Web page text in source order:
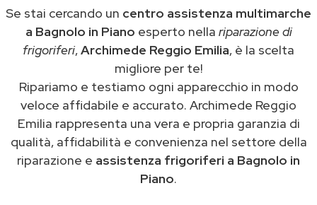
Se stai cercando un centro assistenza multimarche
a Bagnolo in Piano esperto nella riparazione di
frigoriferi,Archimede Reggio Emilia, è la scelta
migliore per te!
Ripariamo e testiamo ogni apparecchio in modo
veloce affidabile e accurato. Archimede Reggio
Emilia rappresenta una vera e propria garanzia di
qualità, affidabilità e convenienza nel settore della
riparazione e assistenza frigoriferi a Bagnolo in
Piano.